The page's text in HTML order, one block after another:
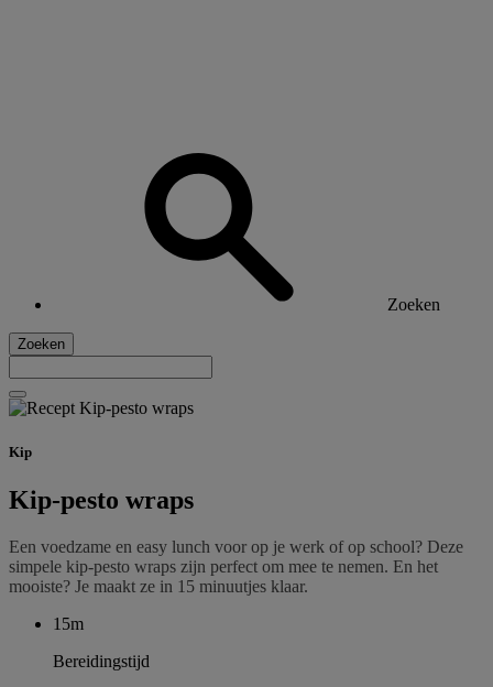
Zoeken
Zoeken
Kip
Kip-pesto wraps
Een voedzame en easy lunch voor op je werk of op school? Deze
simpele kip-pesto wraps zijn perfect om mee te nemen. En het
mooiste? Je maakt ze in 15 minuutjes klaar.
15m
Bereidingstijd